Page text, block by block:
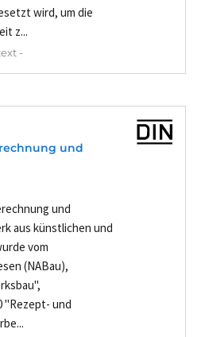
wird, um die
z...
-
und
und
aus künstlichen und
vom
(NABau),
"Rezept- und